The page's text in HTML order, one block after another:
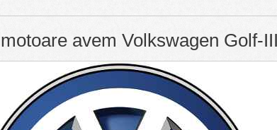
avem Volkswagen Golf-